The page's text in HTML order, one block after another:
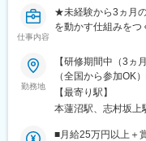
仕事内容
★未経験から3ヵ月
を動かす仕組みをつ
勤務地
【研修期間中（3ヵ
（全国から参加OK
線「本蓮沼駅」よ
9分【研修終了後】■
ん。※すべて徒歩10
【最寄り駅】
本蓮沼駅、志村坂上
■月給25万円以上＋